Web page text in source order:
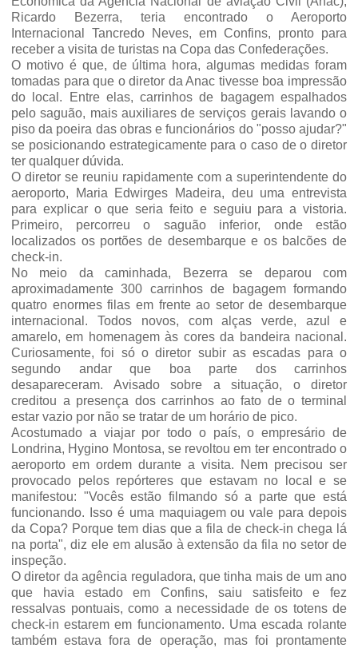
Ricardo Bezerra, teria encontrado o Aeroporto
Internacional Tancredo Neves, em Confins, pronto para
receber a visita de turistas na Copa das Confederações.
O motivo é que, de última hora, algumas medidas foram
tomadas para que o diretor da Anac tivesse boa impressão
do local. Entre elas, carrinhos de bagagem espalhados
pelo saguão, mais auxiliares de serviços gerais lavando o
piso da poeira das obras e funcionários do "posso ajudar?"
se posicionando estrategicamente para o caso de o diretor
ter qualquer dúvida.
O diretor se reuniu rapidamente com a superintendente do
aeroporto, Maria Edwirges Madeira, deu uma entrevista
para explicar o que seria feito e seguiu para a vistoria.
Primeiro, percorreu o saguão inferior, onde estão
localizados os portões de desembarque e os balcões de
check-in.
No meio da caminhada, Bezerra se deparou com
aproximadamente 300 carrinhos de bagagem formando
quatro enormes filas em frente ao setor de desembarque
internacional. Todos novos, com alças verde, azul e
amarelo, em homenagem às cores da bandeira nacional.
Curiosamente, foi só o diretor subir as escadas para o
segundo andar que boa parte dos carrinhos
desapareceram. Avisado sobre a situação, o diretor
creditou a presença dos carrinhos ao fato de o terminal
estar vazio por não se tratar de um horário de pico.
Acostumado a viajar por todo o país, o empresário de
Londrina, Hygino Montosa, se revoltou em ter encontrado o
aeroporto em ordem durante a visita. Nem precisou ser
provocado pelos repórteres que estavam no local e se
manifestou: "Vocês estão filmando só a parte que está
funcionando. Isso é uma maquiagem ou vale para depois
da Copa? Porque tem dias que a fila de check-in chega lá
na porta", diz ele em alusão à extensão da fila no setor de
inspeção.
O diretor da agência reguladora, que tinha mais de um ano
que havia estado em Confins, saiu satisfeito e fez
ressalvas pontuais, como a necessidade de os totens de
check-in estarem em funcionamento. Uma escada rolante
também estava fora de operação, mas foi prontamente